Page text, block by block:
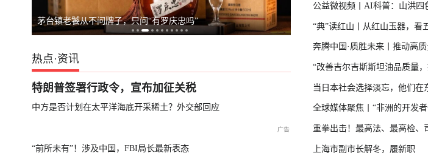
茅台镇老饕从不问牌子，只问“有罗庆忠吗” U17国足三连胜晋级半决赛
热点 ·资讯
特朗普签署行政令，宣布加征关税
中方是否计划在太平洋海底开采稀土？外交部回应
“前所未有”！涉及中国，FBI局长最新表态
公益微视频丨AI科普：山洪四
“典”读红山丨从红山玉器，看
奔腾中国·质胜未来丨推动高
“改善吉尔吉斯斯坦油品质量
当日本社会选择淡忘，他们在
全球媒体聚焦丨“非洲的开发
重拳出击！最高法、最高检、
上海市副市长解冬，履新职
俄罗斯警告德国援乌：或招致灾难性后果